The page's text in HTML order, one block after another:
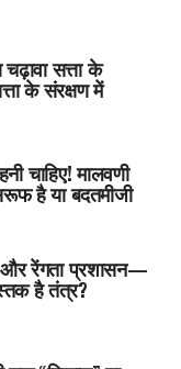
सत्ता के
के संरक्षण में
चाहिए! मालवणी
है या बदतमीजी
और रेंगता प्रशासन—
है तंत्र?